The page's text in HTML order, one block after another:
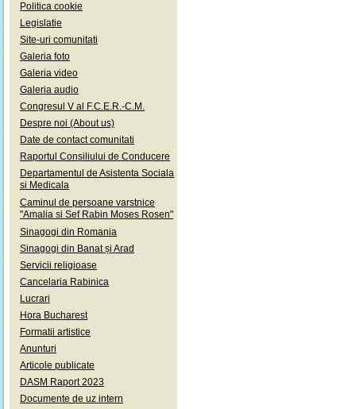
Politica cookie
Legislatie
Site-uri comunitati
Galeria foto
Galeria video
Galeria audio
Congresul V al F.C.E.R.-C.M.
Despre noi (About us)
Date de contact comunitati
Raportul Consiliului de Conducere
Departamentul de Asistenta Sociala
si Medicala
Caminul de persoane varstnice
"Amalia si Sef Rabin Moses Rosen"
Sinagogi din Romania
Sinagogi din Banat și Arad
Servicii religioase
Cancelaria Rabinica
Lucrari
Hora Bucharest
Formatii artistice
Anunturi
Articole publicate
DASM Raport 2023
Documente de uz intern